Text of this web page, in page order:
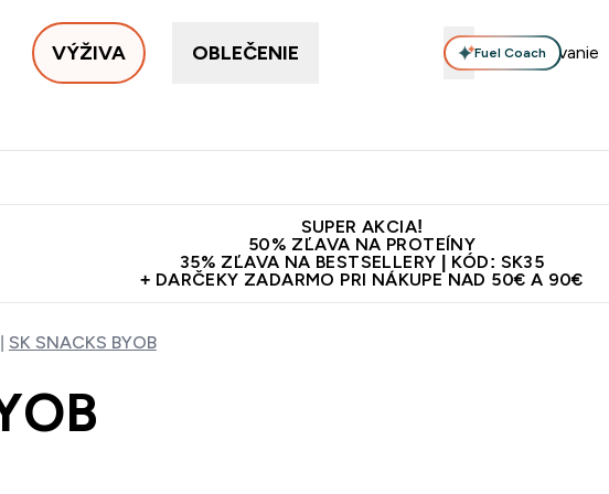
VÝŽIVA OBLEČENIE Fuel Coach
SUPER AKCIA!
50% ZĽAVA NA PROTEÍNY
35% ZĽAVA NA BESTSELLERY | KÓD: SK35
+ DARČEKY ZADARMO PRI NÁKUPE NAD 50€ A 90€
SK SNACKS BYOB